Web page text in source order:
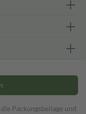
Packungsbeilage und